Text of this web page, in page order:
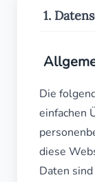
1.
Die
einfachen
diese
Daten